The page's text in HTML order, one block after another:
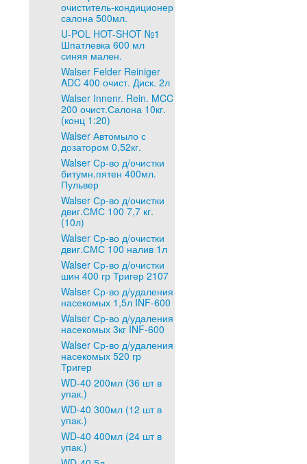
очиститель-кондиционер
салона 500мл.
U-POL HOT-SHOT №1
Шпатлевка 600 мл
синяя мален.
Walser Felder Reiniger
ADC 400 очист. Диск. 2л
Walser Innenr. Rein. MCC
200 очист.Салона 10кг.
(конц 1:20)
Walser Автомыло с
дозатором 0,52кг.
Walser Ср-во д/очистки
битумн.пятен 400мл.
Пульвер
Walser Ср-во д/очистки
двиг.СМС 100 7,7 кг.
(10л)
Walser Ср-во д/очистки
двиг.СМС 100 налив 1л
Walser Ср-во д/очистки
шин 400 гр Тригер 2107
Walser Ср-во д/удаления
насекомых 1,5л INF-600
Walser Ср-во д/удаления
насекомых 3кг INF-600
Walser Ср-во д/удаления
насекомых 520 гр
Тригер
WD-40 200мл (36 шт в
упак.)
WD-40 300мл (12 шт в
упак.)
WD-40 400мл (24 шт в
упак.)